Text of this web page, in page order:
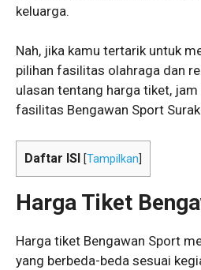
keluarga.
Nah, jika kamu tertarik untuk
pilihan fasilitas olahraga dan
ulasan tentang harga tiket, jam
fasilitas Bengawan Sport
Daftar ISI [Tampilkan
Harga Tiket
Harga tiket Bengawan Sport
yang berbeda-beda sesuai